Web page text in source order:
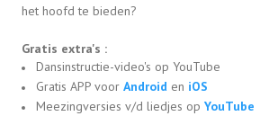
het hoofd te bieden?
Gratis extra's :
Dansinstructie-video's op YouTube
Gratis APP voor Android en iOS
Meezingversies v/d liedjes op YouTube